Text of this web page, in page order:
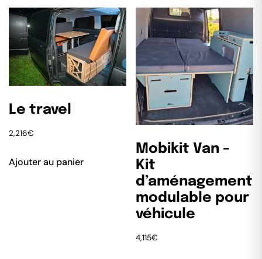
Le travel
2,216€
Ajouter au panier
Mobikit Van –
Kit
d’aménagement
modulable pour
véhicule
4,115€